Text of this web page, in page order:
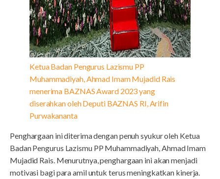
Ketua Badan Pengurus Lazismu PP
Muhammadiyah, Ahmad Imam Mujadid Rais
menerima BAZNAS Award 2023 yang
diserahkan oleh Deputi BAZNAS RI, Arifin
Purwakananta
Penghargaan ini diterima dengan penuh syukur oleh Ketua
Badan Pengurus Lazismu PP Muhammadiyah, Ahmad Imam
Mujadid Rais. Menurutnya, penghargaan ini akan menjadi
motivasi bagi para amil untuk terus meningkatkan kinerja.